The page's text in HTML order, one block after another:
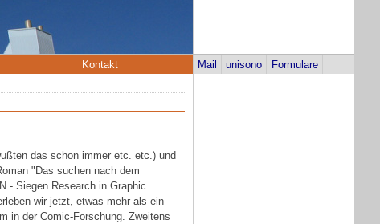
Mail unisono Formulare
Kontakt
das schon immer etc. etc.) und
"Das suchen nach dem
- Siegen Research in Graphic
wir jetzt, etwas mehr als ein
in der Comic-Forschung. Zweitens